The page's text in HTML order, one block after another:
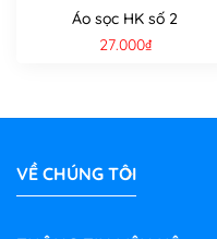
Áo sọc HK số 2
27.000₫
VỀ CHÚNG TÔI